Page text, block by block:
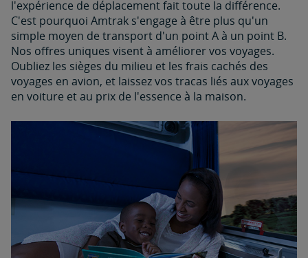
l'expérience de déplacement fait toute la différence.
C'est pourquoi Amtrak s'engage à être plus qu'un
simple moyen de transport d'un point A à un point B.
Nos offres uniques visent à améliorer vos voyages.
Oubliez les sièges du milieu et les frais cachés des
voyages en avion, et laissez vos tracas liés aux voyages
en voiture et au prix de l'essence à la maison.